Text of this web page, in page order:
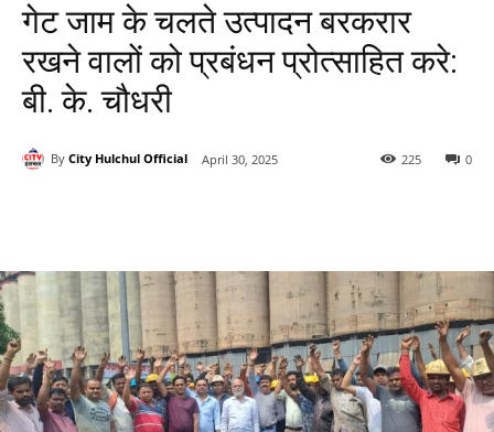
गेट जाम के चलते उत्पादन बरकरार
रखने वालों को प्रबंधन प्रोत्साहित करे:
बी. के. चौधरी
By City Hulchul Official April 30, 2025 0
225